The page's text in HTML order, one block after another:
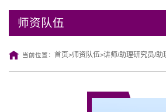
师资队伍
当前位置： 首页>师资队伍>讲师/助理研究员/助